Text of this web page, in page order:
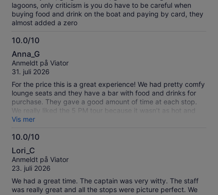
lagoons, only criticism is you do have to be careful when
buying food and drink on the boat and paying by card, they
almost added a zero
10.0/10
10.0
av
10
Anna_G
Anmeldt på Viator
31. juli 2026
For the price this is a great experience! We had pretty comfy
lounge seats and they have a bar with food and drinks for
purchase. They gave a good amount of time at each stop.
We really liked the 5 PM tour because it wasn’t as hot and
you get to see the sunset!
Vis mer
10.0/10
10.0
av
10
Lori_C
Anmeldt på Viator
23. juli 2026
We had a great time. The captain was very witty. The staff
was really great and all the stops were picture perfect. We